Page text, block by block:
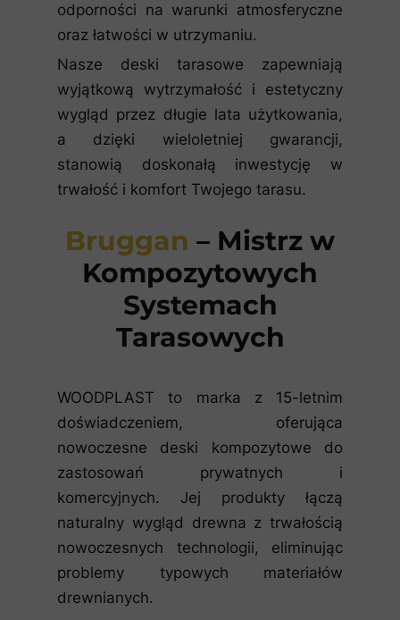
Bruggan – Mistrz w
Kompozytowych
Systemach
Tarasowych
WOODPLAST to marka z 15-letnim
doświadczeniem, oferująca
nowoczesne deski kompozytowe do
zastosowań prywatnych i
komercyjnych. Jej produkty łączą
naturalny wygląd drewna z trwałością
nowoczesnych technologii, eliminując
problemy typowych materiałów
drewnianych.
odporności na warunki atmosferyczne
oraz łatwości w utrzymaniu.
Nasze deski tarasowe zapewniają
wyjątkową wytrzymałość i estetyczny
wygląd przez długie lata użytkowania,
a dzięki wieloletniej gwarancji,
stanowią doskonałą inwestycję w
trwałość i komfort Twojego tarasu.